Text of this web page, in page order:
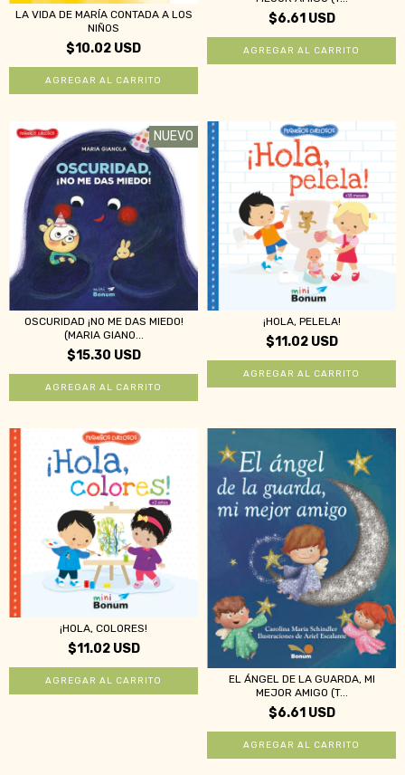
LA VIDA DE MARÍA CONTADA A LOS
NIÑOS
$10.02 USD
$6.61 USD
NUEVO
OSCURIDAD ¡NO ME DAS MIEDO!
(MARIA GIANO...
$15.30 USD
¡HOLA, PELELA!
$11.02 USD
¡HOLA, COLORES!
$11.02 USD
EL ÁNGEL DE LA GUARDA, MI
MEJOR AMIGO (T...
$6.61 USD